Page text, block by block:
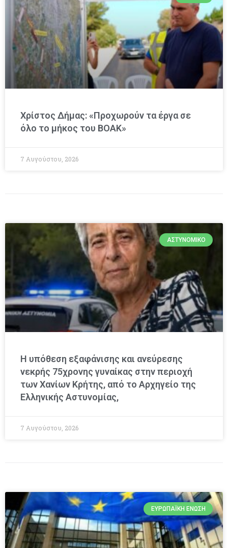
Χρίστος Δήμας: «Προχωρούν τα έργα σε
όλο το μήκος του ΒΟΑΚ»
7 Αυγούστου, 2026
ΑΣΤΥΝΟΜΙΚΌ
Η υπόθεση εξαφάνισης και ανεύρεσης
νεκρής 75χρονης γυναίκας στην περιοχή
των Χανίων Κρήτης, από το Αρχηγείο της
Ελληνικής Αστυνομίας,
7 Αυγούστου, 2026
ΕΥΡΩΠΑΪΚΉ ΈΝΩΣΗ